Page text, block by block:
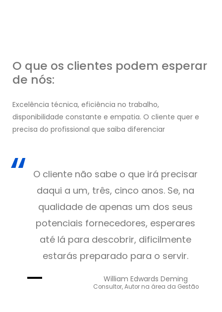
O que os clientes podem esperar
de nós:
Excelência técnica, eficiência no trabalho,
disponibilidade constante e empatia. O cliente quer e
precisa do profissional que saiba diferenciar
O cliente não sabe o que irá precisar
daqui a um, três, cinco anos. Se, na
qualidade de apenas um dos seus
potenciais fornecedores, esperares
até lá para descobrir, dificilmente
estarás preparado para o servir.
William Edwards Deming
Consultor, Autor na área da Gestão